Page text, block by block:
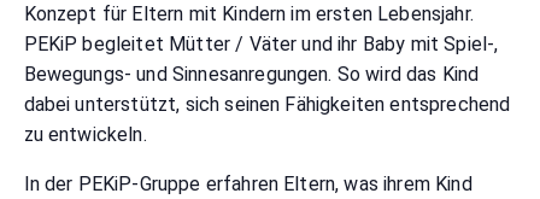
Konzept für Eltern mit Kindern im ersten Lebensjahr.
PEKiP begleitet Mütter / Väter und ihr Baby mit Spiel-,
Bewegungs- und Sinnesanregungen. So wird das Kind
dabei unterstützt, sich seinen Fähigkeiten entsprechend
zu entwickeln.
In der PEKiP-Gruppe erfahren Eltern, was ihrem Kind